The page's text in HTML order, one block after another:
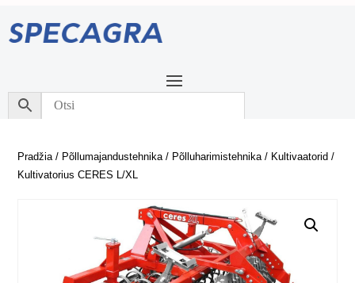
Pradžia/ Põllumajandustehnika/ Põlluharimistehnika/ Kultivaatorid /
Kultivatorius CERES L/XL